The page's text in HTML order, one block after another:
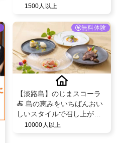
ューティアプリ】
1500人以上
無料体験
【淡路島】のじまスコーラ
🍝 島の恵みをいちばんおい
しいスタイルで召し上がっ
て いただく創作イタリアン
10000人以上